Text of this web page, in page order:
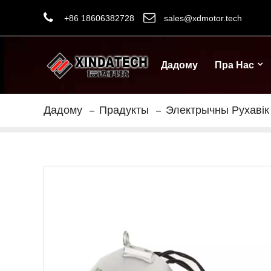
+86 18606382728 sales@xdmotor.tech
Дадому Пра Нас
Дадому Прадукты Электрычны Рухавік